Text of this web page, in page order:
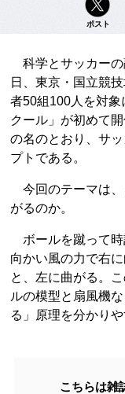
ポスト
科学とサッカー
日、東京・国立競
者50組100人を対象
クール」が初めて
の名のとおり、サ
プトである。
今回のテーマは、
がるのか。
ボールを蹴って時
向かい風の力で右
と、左に曲がる。
ルの模型と扇風機
る」原理を分かり
こちらは雑